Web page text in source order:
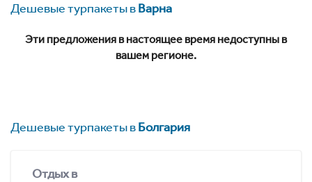
Дешевые турпакеты вВарна
Эти предложения в настоящее время недоступны в
вашем регионе.
Дешевые турпакеты вБолгария
Отдых в